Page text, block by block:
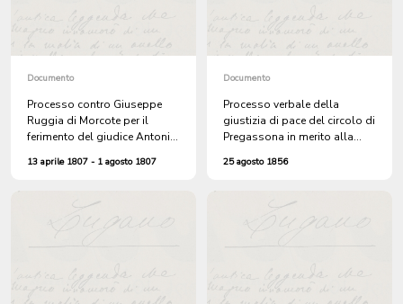
Documento
Processo contro Giuseppe
Ruggia di Morcote per il
ferimento del giudice Antonio
fratello Carlo e del nipote
13 aprile 1807 - 1 agosto 1807
Documento
Processo verbale della
giustizia di pace del circolo di
Pregassona in merito alla
Ballarini di Giovanni,
caduto dalla propria cassina
sul pavimento dell'aia
25 agosto 1856